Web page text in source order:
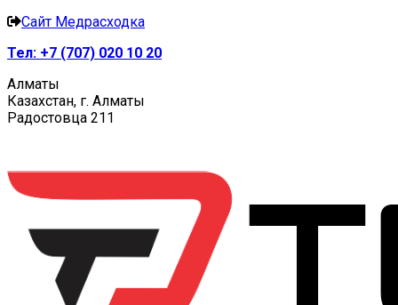
Сайт Медрасходка
Тел: +7 (707) 020 10 20
Алматы
Казахстан, г. Алматы
Радостовца 211